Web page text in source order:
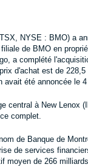
NYSE : BMO) a
de BMO en
a complété
d'achat est de
avait été annoncée le
central à New Lenox
complet.
de Banque de
de services
moyen de 266